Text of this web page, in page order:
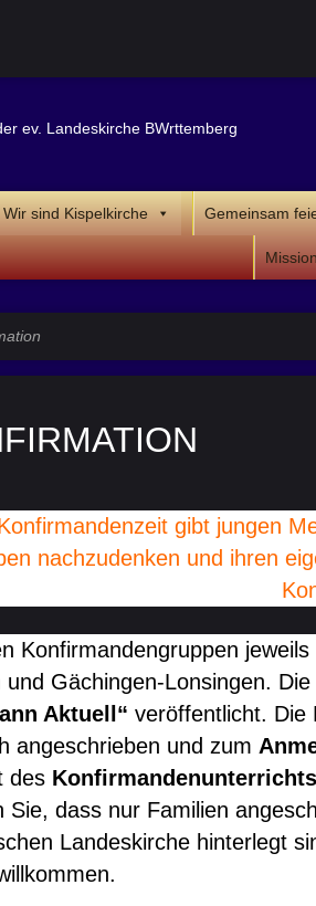
Wir sind Kispelkirche Gemeinsam
gibt jungen
nachzudenken und ihren
Konfirmandengruppen
und Gächingen-Lonsingen.
Aktuell“ veröffentlicht. Die
angeschrieben und zum
des Konfirmandenunterrichts
Sie, dass nur Familien
Landeskirche hinterlegt